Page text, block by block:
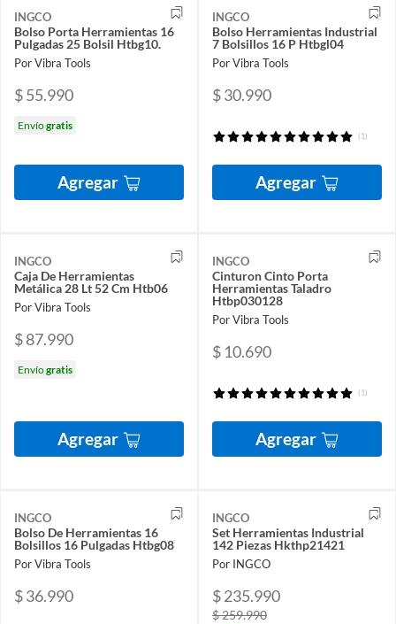
INGCO
Bolso Porta Herramientas 16
Pulgadas 25 Bolsil Htbg10.
Por Vibra Tools
$ 55.990
Envíogratis
Agregar
INGCO
Bolso Herramientas Industrial
7 Bolsillos 16 P Htbgl04
Por Vibra Tools
$ 30.990
(1)
Agregar
INGCO
Caja De Herramientas
Metálica 28 Lt 52 Cm Htb06
Por Vibra Tools
$ 87.990
Envíogratis
Agregar
INGCO
Cinturon Cinto Porta
Herramientas Taladro
Htbp030128
Por Vibra Tools
$ 10.690
(1)
Agregar
INGCO
Bolso De Herramientas 16
Bolsillos 16 Pulgadas Htbg08
Por Vibra Tools
$ 36.990
INGCO
Set Herramientas Industrial
142 Piezas Hkthp21421
Por INGCO
$ 235.990
$ 259.990